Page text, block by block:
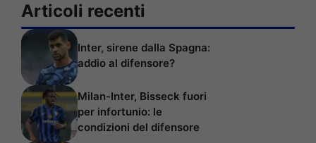
Articoli recenti
Inter, sirene dalla Spagna:
addio al difensore?
Milan-Inter, Bisseck fuori
per infortunio: le
condizioni del difensore